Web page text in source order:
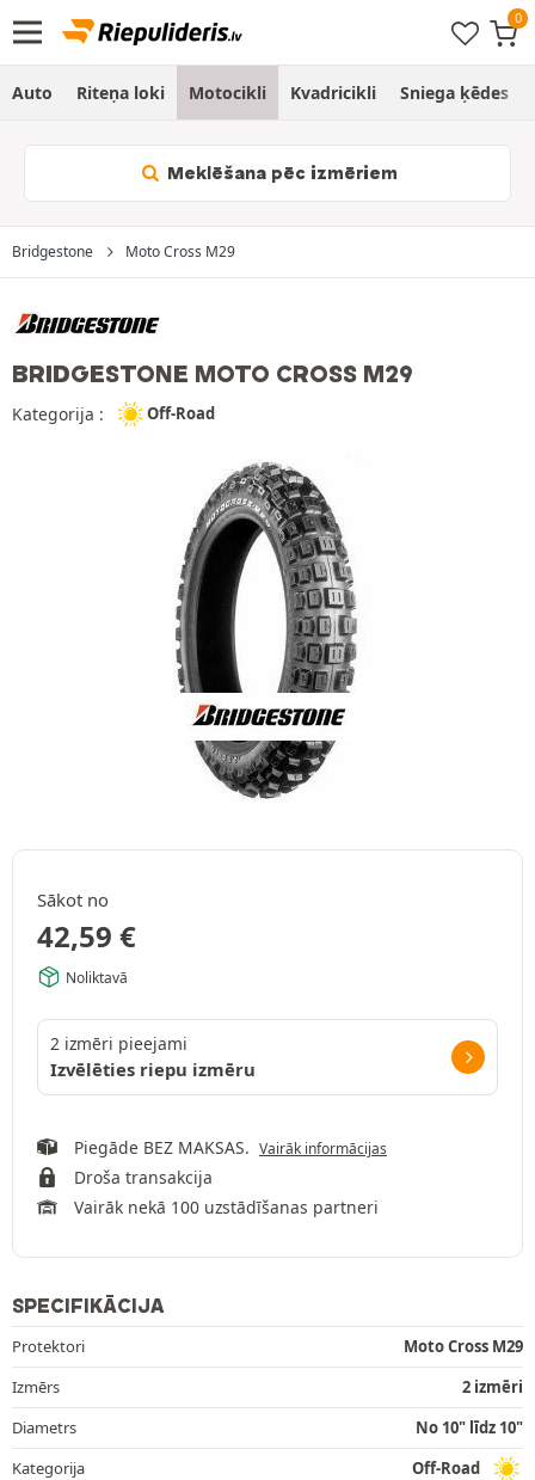
Auto Riteņa loki Motocikli Kvadricikli Sniega ķēdes
Meklēšana pēc izmēriem
Bridgestone Moto Cross M29
BRIDGESTONE MOTO CROSS M29
Kategorija : Off-Road
Sākot no
42,59 €
Noliktavā
2 izmēri pieejami
Izvēlēties riepu izmēru
Piegāde BEZ MAKSAS. Vairāk informācijas
Droša transakcija
Vairāk nekā 100 uzstādīšanas partneri
SPECIFIKĀCIJA
Protektori
Moto Cross M29
Izmērs
2 izmēri
Diametrs
No 10" līdz 10"
Kategorija
Off-Road